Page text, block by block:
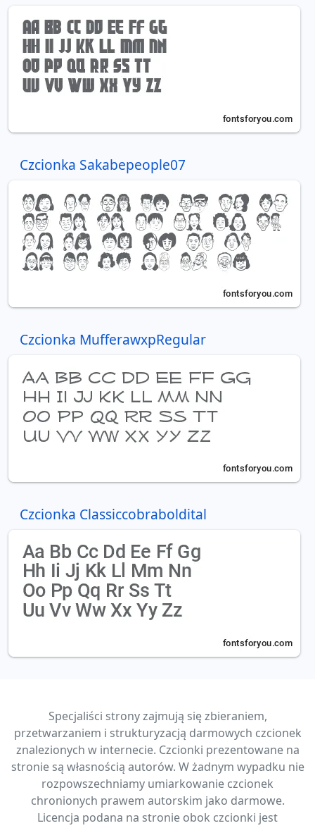
Czcionka Sakabepeople07
Czcionka MufferawxpRegular
Czcionka Classiccobraboldital
Specjaliści strony zajmują się zbieraniem,
przetwarzaniem i strukturyzacją darmowych czcionek
znalezionych w internecie. Czcionki prezentowane na
stronie są własnością autorów. W żadnym wypadku nie
rozpowszechniamy umiarkowanie czcionek
chronionych prawem autorskim jako darmowe.
Licencja podana na stronie obok czcionki jest